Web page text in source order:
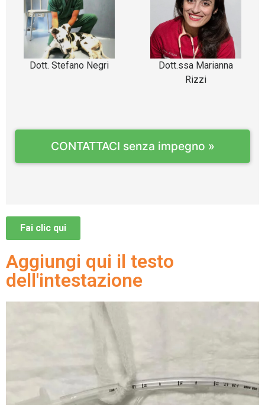
Dott. Stefano Negri
Dott.ssa Marianna
Rizzi
CONTATTACI senza impegno »
Fai clic qui
Aggiungi qui il testo
dell'intestazione